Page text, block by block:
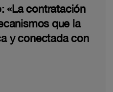
«La contratación
que la
y conectada con